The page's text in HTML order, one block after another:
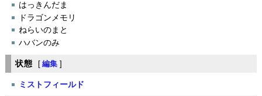
はっきんだま
ドラゴンメモリ
ねらいのまと
ハバンのみ
状態 [ 編集 ]
ミストフィールド